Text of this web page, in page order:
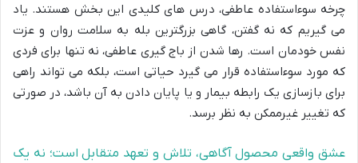
چرخه سوءاستفاده عاطفی، درس های کلیدی این بخش هستند. یاد
می گیریم که نه گفتن، گاهی بزرگترین بله به سلامت روان و عزت
نفس خودمان است. رها شدن از باج گیری عاطفی، نه تنها برای فردی
که مورد سوءاستفاده قرار می گیرد حیاتی است، بلکه می تواند راهی
برای بازسازی یک رابطه بیمار و یا پایان دادن به آن باشد، در صورتی
که تغییر غیرممکن به نظر برسد.
عشق واقعی محصول آگاهی، تلاش و تعهد متقابل است؛ نه یک